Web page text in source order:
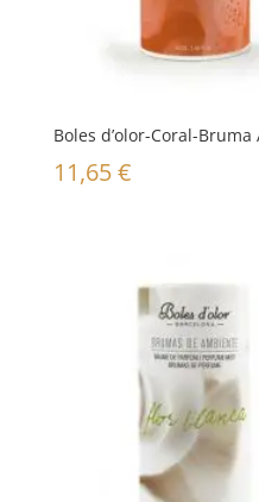
Boles d’olor-Coral-
11,65€